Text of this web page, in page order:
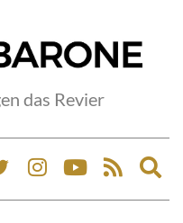
das Revier